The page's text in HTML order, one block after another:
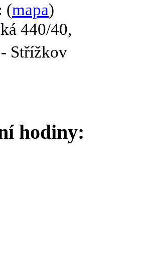
(mapa)
440/40,
Střížkov
hodiny: